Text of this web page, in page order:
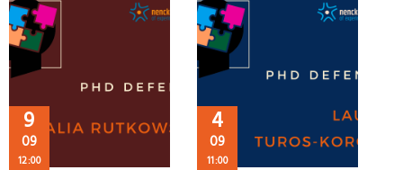
9
09
12:00
4
09
11:00